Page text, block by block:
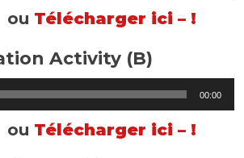
ou Télécharger ici – !
Activity (B)
00:00
ou Télécharger ici – !